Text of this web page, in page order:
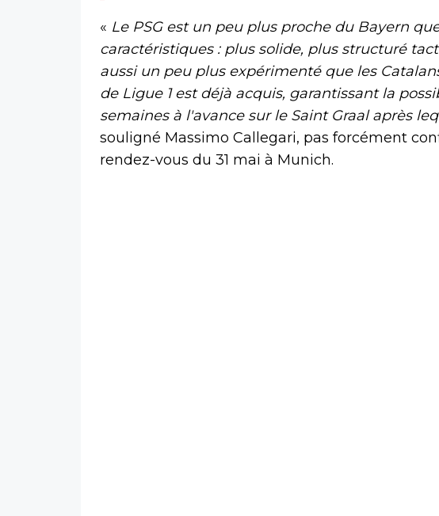
« Le PSG est un peu plus proche du Bayern
caractéristiques : plus solide, plus structuré
aussi un peu plus expérimenté que les
de Ligue 1 est déjà acquis, garantissant la
semaines à l'avance sur le Saint Graal après
souligné Massimo Callegari, pas forcément
rendez-vous du 31 mai à Munich.